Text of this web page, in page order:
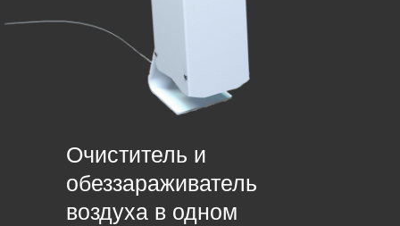
Очиститель и
обеззараживатель
воздуха в одном